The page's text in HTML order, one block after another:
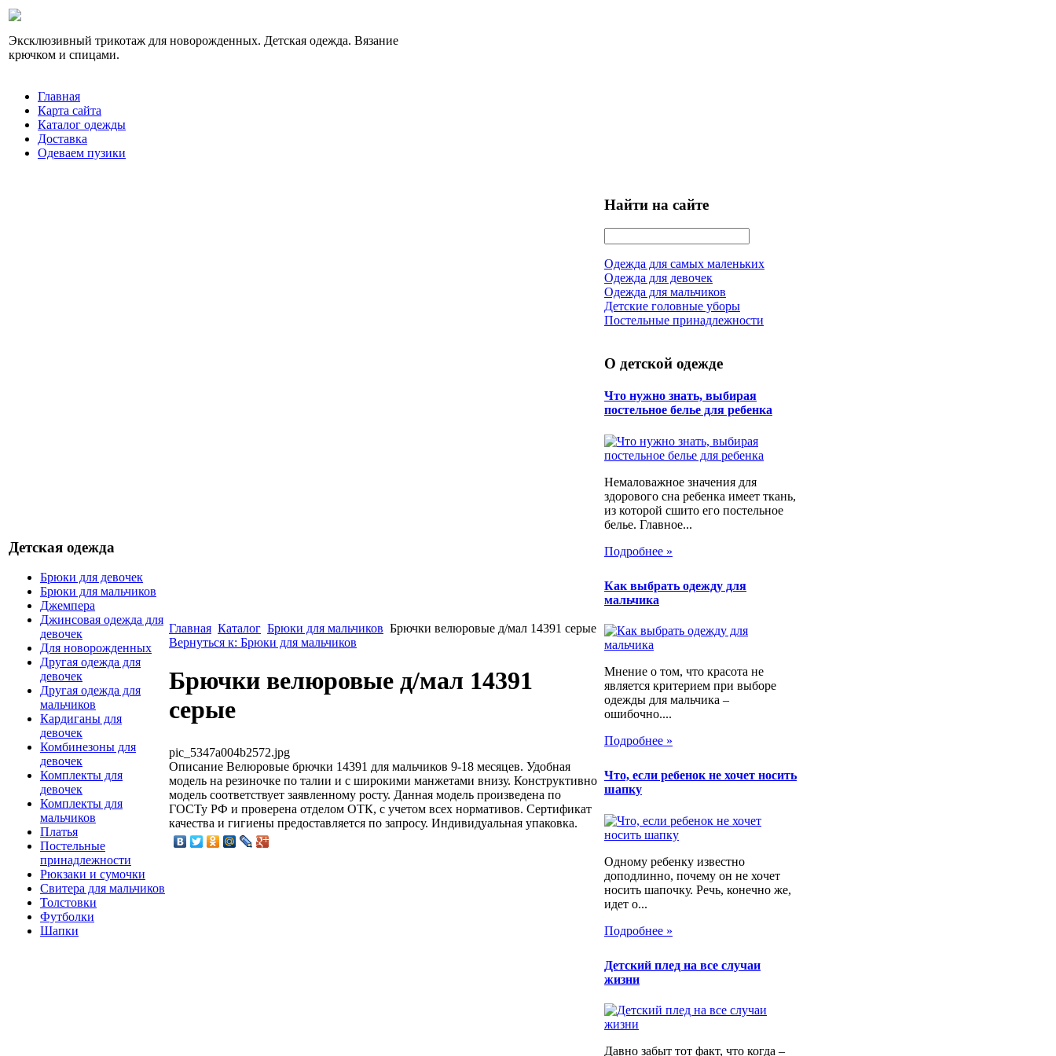
Эксклюзивный трикотаж для новорожденных. Детская одежда. Вязание
крючком и спицами.
Главная
Карта сайта
Каталог одежды
Доставка
Одеваем пузики
Детская одежда
Брюки для девочек
Брюки для мальчиков
Джемпера
Джинсовая одежда для
девочек
Для новорожденных
Другая одежда для
девочек
Другая одежда для
мальчиков
Кардиганы для
девочек
Комбинезоны для
девочек
Комплекты для
девочек
Комплекты для
мальчиков
Платья
Постельные
принадлежности
Рюкзаки и сумочки
Свитера для мальчиков
Толстовки
Футболки
Шапки
Главная Каталог Брюки для мальчиков Брючки велюровые д/мал 14391 серые
Вернуться к: Брюки для мальчиков
Брючки велюровые д/мал 14391
серые
pic_5347a004b2572.jpg
Описание Велюровые брючки 14391 для мальчиков 9-18 месяцев. Удобная
модель на резиночке по талии и с широкими манжетами внизу. Конструктивно
модель соответствует заявленному росту. Данная модель произведена по
ГОСТу РФ и проверена отделом ОТК, с учетом всех нормативов. Сертификат
качества и гигиены предоставляется по запросу. Индивидуальная упаковка.
Найти на сайте
Одежда для самых маленьких
Одежда для девочек
Одежда для мальчиков
Детские головные уборы
Постельные принадлежности
О детской одежде
Что нужно знать, выбирая
постельное белье для ребенка
Немаловажное значения для
здорового сна ребенка имеет ткань,
из которой сшито его постельное
белье. Главное...
Подробнее »
Как выбрать одежду для
мальчика
Мнение о том, что красота не
является критерием при выборе
одежды для мальчика –
ошибочно....
Подробнее »
Что, если ребенок не хочет носить
шапку
Одному ребенку известно
доподлинно, почему он не хочет
носить шапочку. Речь, конечно же,
идет о...
Подробнее »
Детский плед на все случаи
жизни
Давно забыт тот факт, что когда –